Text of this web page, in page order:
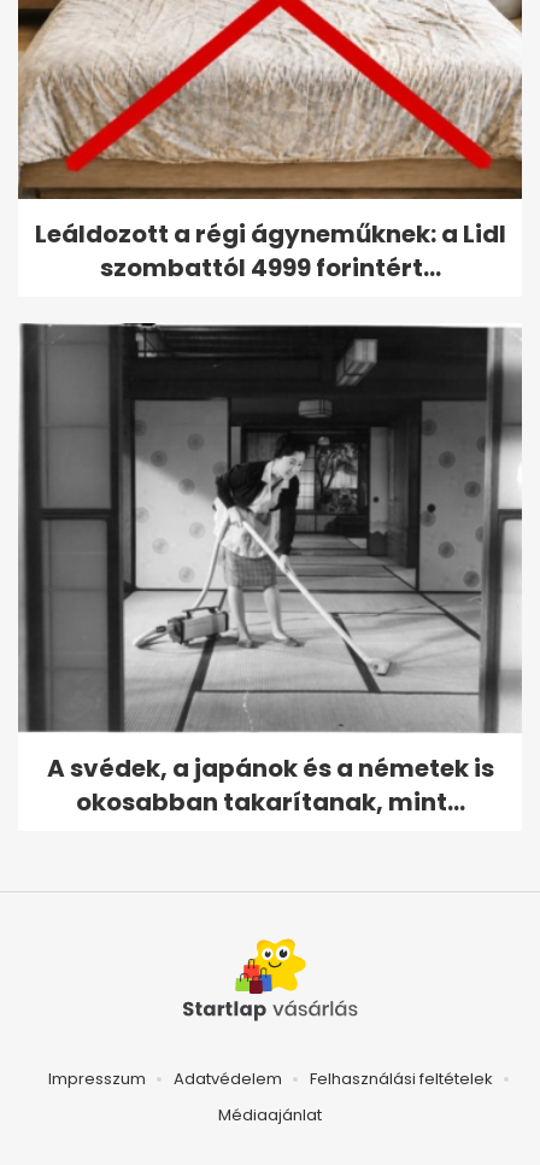
Leáldozott a régi ágyneműknek: a Lidl
szombattól 4999 forintért...
A svédek, a japánok és a németek is
okosabban takarítanak, mint...
Impresszum Adatvédelem
Felhasználási feltételek
Médiaajánlat